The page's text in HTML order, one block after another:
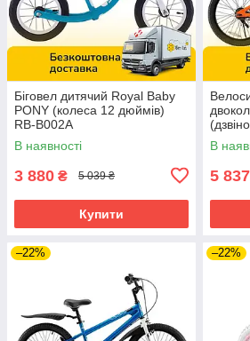
Біговел дитячий Royal Baby
PONY (колеса 12 дюймів)
RB-B002A
В наявності
3 880 ₴ 5 039 ₴
Купити
В
5 837
–22% –22%